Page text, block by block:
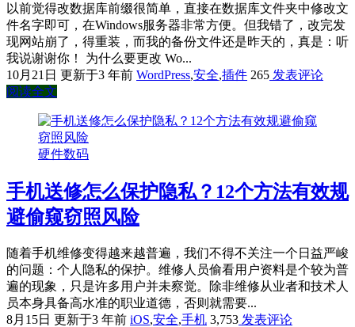
以前觉得改数据库前缀很简单，直接在数据库文件夹中修改文
件名字即可，在Windows服务器非常方便。但我错了，改完发
现网站崩了，得重装，而我的备份文件还是昨天的，真是：听
我说谢谢你！ 为什么要更改 Wo...
10月21日 更新于3 年前 WordPress,安全,插件 265 发表评论
阅读全文
硬件数码
手机送修怎么保护隐私？12个方法有效规
避偷窥窃照风险
随着手机维修变得越来越普遍，我们不得不关注一个日益严峻
的问题：个人隐私的保护。维修人员偷看用户资料是个较为普
遍的现象，只是许多用户并未察觉。除非维修从业者和技术人
员本身具备高水准的职业道德，否则就需要...
8月15日 更新于3 年前 iOS,安全,手机 3,753 发表评论